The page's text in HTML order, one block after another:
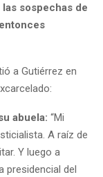
sospechas de
a Gutiérrez en
abuela: “Mi
A raíz de
Y luego a
presidencial del